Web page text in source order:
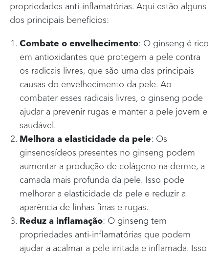
propriedades anti-inflamatórias. Aqui estão alguns
dos principais benefícios:
Combate o envelhecimento: O ginseng é rico
em antioxidantes que protegem a pele contra
os radicais livres, que são uma das principais
causas do envelhecimento da pele. Ao
combater esses radicais livres, o ginseng pode
ajudar a prevenir rugas e manter a pele jovem e
saudável.
Melhora a elasticidade da pele: Os
ginsenosídeos presentes no ginseng podem
aumentar a produção de colágeno na derme, a
camada mais profunda da pele. Isso pode
melhorar a elasticidade da pele e reduzir a
aparência de linhas finas e rugas.
Reduz a inflamação: O ginseng tem
propriedades anti-inflamatórias que podem
ajudar a acalmar a pele irritada e inflamada. Isso